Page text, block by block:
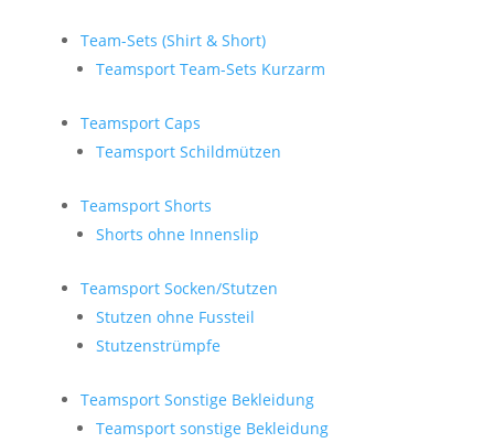
Team-Sets (Shirt & Short)
Teamsport Team-Sets Kurzarm
Teamsport Caps
Teamsport Schildmützen
Teamsport Shorts
Shorts ohne Innenslip
Teamsport Socken/Stutzen
Stutzen ohne Fussteil
Stutzenstrümpfe
Teamsport Sonstige Bekleidung
Teamsport sonstige Bekleidung